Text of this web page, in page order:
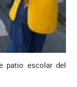
patio escolar del